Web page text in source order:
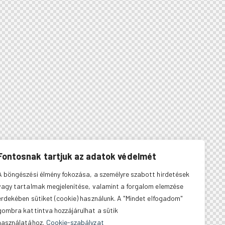
tartjuk az adatok védelmét
böngészési élmény fokozása, a személyre szabott hirdetések
tartalmak megjelenítése, valamint a forgalom elemzése
sütiket (cookie) használunk. A "Mindet elfogadom"
kattintva hozzájárulhat a sütik
Cookie-szabályzat